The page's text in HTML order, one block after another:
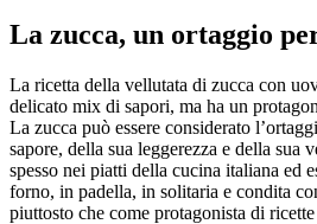
La zucca, un ortaggio
La ricetta della vellutata di zucca con
delicato mix di sapori, ma ha un
La zucca può essere considerato
sapore, della sua leggerezza e della sua
spesso nei piatti della cucina italiana ed
forno, in padella, in solitaria e condita
piuttosto che come protagonista di ricette